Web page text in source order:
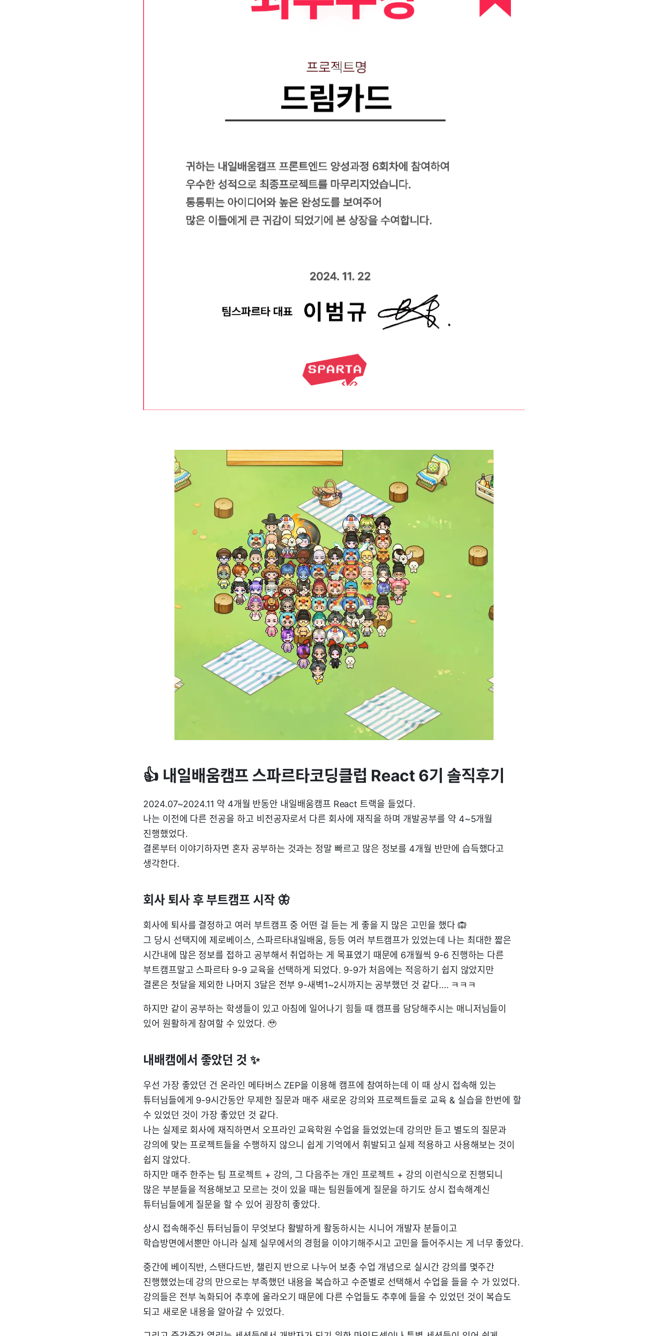
👍 내일배움캠프 스파르타코딩클럽 React 6기 솔직후기
2024.07~2024.11 약 4개월 반동안 내일배움캠프 React 트랙을 들었다.
나는 이전에 다른 전공을 하고 비전공자로서 다른 회사에 재직을 하며 개발공부를 약 4~5개월
진행했었다.
결론부터 이야기하자면 혼자 공부하는 것과는 정말 빠르고 많은 정보를 4개월 반만에 습득했다고
생각한다.
회사 퇴사 후 부트캠프 시작 🦋
회사에 퇴사를 결정하고 여러 부트캠프 중 어떤 걸 듣는 게 좋을 지 많은 고민을 했다 🙉
그 당시 선택지에 제로베이스, 스파르타내일배움, 등등 여러 부트캠프가 있었는데 나는 최대한 짧은
시간내에 많은 정보를 접하고 공부해서 취업하는 게 목표였기 때문에 6개월씩 9-6 진행하는 다른
부트캠프말고 스파르타 9-9 교육을 선택하게 되었다. 9-9가 처음에는 적응하기 쉽지 않았지만
결론은 첫달을 제외한 나머지 3달은 전부 9-새벽1~2시까지는 공부했던 것 같다.... ㅋㅋㅋ
하지만 같이 공부하는 학생들이 있고 아침에 일어나기 힘들 때 캠프를 담당해주시는 매니저님들이
있어 원활하게 참여할 수 있었다. 🥹
내배캠에서 좋았던 것 ✨
우선 가장 좋았던 건 온라인 메타버스 ZEP을 이용해 캠프에 참여하는데 이 때 상시 접속해 있는
튜터님들에게 9-9시간동안 무제한 질문과 매주 새로운 강의와 프로젝트들로 교육 & 실습을 한번에 할
수 있었던 것이 가장 좋았던 것 같다.
나는 실제로 회사에 재직하면서 오프라인 교육학원 수업을 들었었는데 강의만 듣고 별도의 질문과
강의에 맞는 프로젝트들을 수행하지 않으니 쉽게 기억에서 휘발되고 실제 적용하고 사용해보는 것이
쉽지 않았다.
하지만 매주 한주는 팀 프로젝트 + 강의, 그 다음주는 개인 프로젝트 + 강의 이런식으로 진행되니
많은 부분들을 적용해보고 모르는 것이 있을 때는 팀원들에게 질문을 하기도 상시 접속해계신
튜터님들에게 질문을 할 수 있어 굉장히 좋았다.
상시 접속해주신 튜터님들이 무엇보다 활발하게 활동하시는 시니어 개발자 분들이고
학습방면에서뿐만 아니라 실제 실무에서의 경험을 이야기해주시고 고민을 들어주시는 게 너무 좋았다.
중간에 베이직반, 스탠다드반, 챌린지 반으로 나누어 보충 수업 개념으로 실시간 강의를 몇주간
진행했었는데 강의 만으로는 부족했던 내용을 복습하고 수준별로 선택해서 수업을 들을 수 가 있었다.
강의들은 전부 녹화되어 추후에 올라오기 때문에 다른 수업들도 추후에 들을 수 있었던 것이 복습도
되고 새로운 내용을 알아갈 수 있었다.